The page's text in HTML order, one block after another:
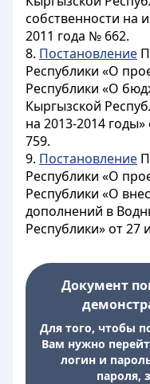
собственности на
2011 года № 662.
8. Постановление
Республики «О
Республики «О
Кыргызской
на 2013-2014
759.
9. Постановление
Республики «О
Республики «О
дополнений в
Республики» от 27
Документ
Для того, чтобы
Вам нужно
логин и
пароля,